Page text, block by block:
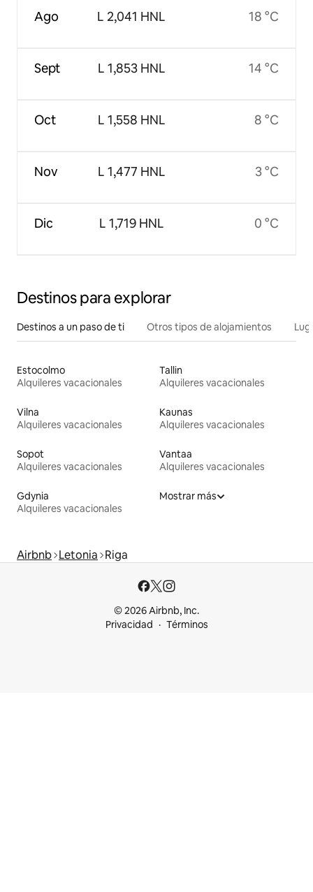
Ago
Sept
Oct
Nov
Dic
L 2,041 HNL
L 1,853 HNL
L 1,558 HNL
L 1,477 HNL
L 1,719 HNL
18 °C
14 °C
8 °C
3 °C
0 °C
Destinos para explorar
Destinos a un paso de ti Otros tipos de alojamientos
Estocolmo
Alquileres vacacionales
Tallin
Alquileres vacacionales
Vilna
Alquileres vacacionales
Kaunas
Alquileres vacacionales
Sopot
Alquileres vacacionales
Vantaa
Alquileres vacacionales
Gdynia
Alquileres vacacionales
Mostrar más
Airbnb Letonia Riga
© 2026 Airbnb, Inc.
Privacidad
Términos